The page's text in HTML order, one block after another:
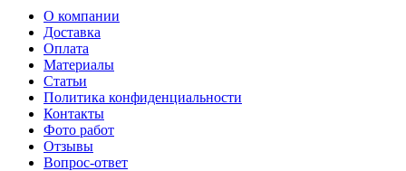
О компании
Доставка
Оплата
Материалы
Статьи
Политика конфиденциальности
Контакты
Фото работ
Отзывы
Вопрос-ответ